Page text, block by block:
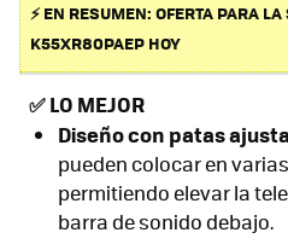
⚡ EN RESUMEN: OFERTA PARA
K55XR80PAEP HOY
✅LO MEJOR
Diseño con patas
pueden colocar en
permitiendo elevar la
barra de sonido debajo.